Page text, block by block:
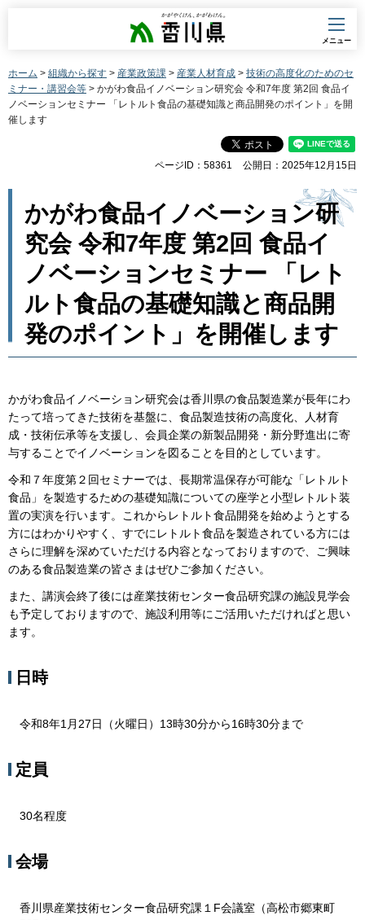
香川県
メニュー
ホーム > 組織から探す > 産業政策課 > 産業人材育成 > 技術の高度化のためのセ
ミナー・講習会等 > かがわ食品イノベーション研究会 令和7年度 第2回 食品イ
ノベーションセミナー 「レトルト食品の基礎知識と商品開発のポイント」を開
催します
ページID：58361 公開日：2025年12月15日
かがわ食品イノベーション研
究会 令和7年度 第2回 食品イ
ノベーションセミナー 「レト
ルト食品の基礎知識と商品開
発のポイント」を開催します
かがわ食品イノベーション研究会は香川県の食品製造業が長年にわ
たって培ってきた技術を基盤に、食品製造技術の高度化、人材育
成・技術伝承等を支援し、会員企業の新製品開発・新分野進出に寄
与することでイノベーションを図ることを目的としています。
令和７年度第２回セミナーでは、長期常温保存が可能な「レトルト
食品」を製造するための基礎知識についての座学と小型レトルト装
置の実演を行います。これからレトルト食品開発を始めようとする
方にはわかりやすく、すでにレトルト食品を製造されている方には
さらに理解を深めていただける内容となっておりますので、ご興味
のある食品製造業の皆さまはぜひご参加ください。
また、講演会終了後には産業技術センター食品研究課の施設見学会
も予定しておりますので、施設利用等にご活用いただければと思い
ます。
日時
令和8年1月27日（火曜日）13時30分から16時30分まで
定員
30名程度
会場
香川県産業技術センター食品研究課１F会議室（高松市郷東町